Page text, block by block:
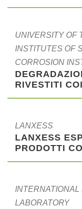
UNIVERSITY OF
INSTITUTES OF
CORROSION
RIVESTITI
LANXESS
LANXESS
PRODOTTI
LABORATORY